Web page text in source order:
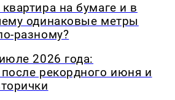
на бумаге и в
одинаковые метры
разному?
2026 года:
рекордного июня и